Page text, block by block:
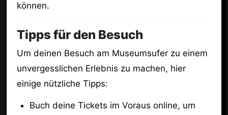
können.
Tipps für den Besuch
Um deinen Besuch am Museumsufer zu einem
unvergesslichen Erlebnis zu machen, hier
einige nützliche Tipps:
Buch deine Tickets im Voraus online, um